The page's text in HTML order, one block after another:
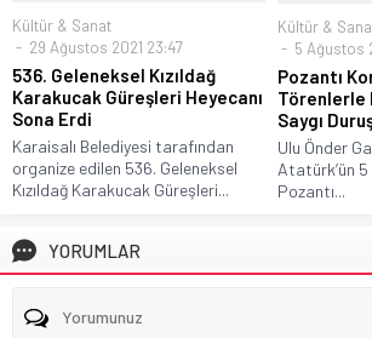
Kültür & Sanat
29 Ağustos 2021 23:47
536. Geleneksel Kızıldağ
Karakucak Güreşleri Heyecanı
Sona Erdi
Karaisalı Belediyesi tarafından
organize edilen 536. Geleneksel
Kızıldağ Karakucak Güreşleri...
Kültür &
5 Ağustos
Pozantı
Törenlerle
Saygı
Ulu Önder
Atatürk’ün 5
Pozantı...
YORUMLAR